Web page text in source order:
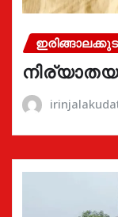
ഇരിങ്ങാലക്കുട